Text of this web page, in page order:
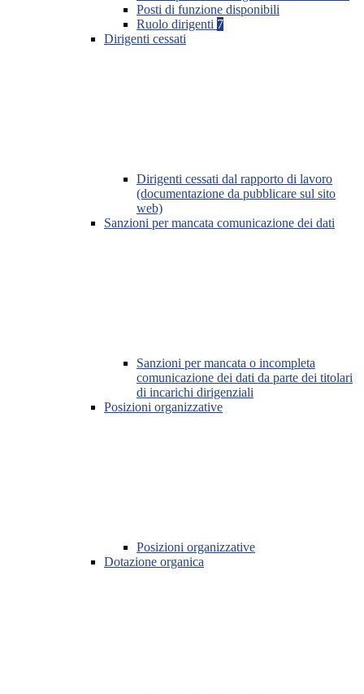
Posti di funzione disponibili
Ruolo dirigenti 7
Dirigenti cessati
Dirigenti cessati dal rapporto di lavoro
(documentazione da pubblicare sul sito
web)
Sanzioni per mancata comunicazione dei dati
Sanzioni per mancata o incompleta
comunicazione dei dati da parte dei titolari
di incarichi dirigenziali
Posizioni organizzative
Posizioni organizzative
Dotazione organica